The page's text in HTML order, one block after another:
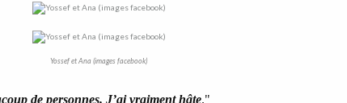
Yossef et Ana (images facebook)
de personnes. J’ai vraiment hâte."